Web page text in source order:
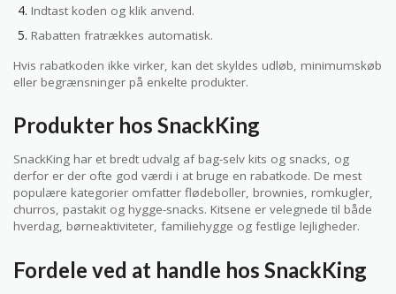
Indtast koden og klik anvend.
Rabatten fratrækkes automatisk.
Hvis rabatkoden ikke virker, kan det skyldes udløb, minimumskøb
eller begrænsninger på enkelte produkter.
Produkter hos SnackKing
SnackKing har et bredt udvalg af bag-selv kits og snacks, og
derfor er der ofte god værdi i at bruge en rabatkode. De mest
populære kategorier omfatter flødeboller, brownies, romkugler,
churros, pastakit og hygge-snacks. Kitsene er velegnede til både
hverdag, børneaktiviteter, familiehygge og festlige lejligheder.
Fordele ved at handle hos SnackKing